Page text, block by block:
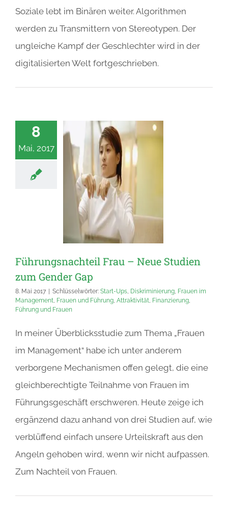
Soziale lebt im Binären weiter. Algorithmen
werden zu Transmittern von Stereotypen. Der
ungleiche Kampf der Geschlechter wird in der
digitalisierten Welt fortgeschrieben.
8
Mai, 2017
Führungsnachteil Frau – Neue Studien
zum Gender Gap
8. Mai 2017 Schlüsselwörter: Start-Ups, Diskriminierung, Frauen im
Management, Frauen und Führung, Attraktivität, Finanzierung,
Führung und Frauen
In meiner Überblicksstudie zum Thema „Frauen
im Management“ habe ich unter anderem
verborgene Mechanismen offen gelegt, die eine
gleichberechtigte Teilnahme von Frauen im
Führungsgeschäft erschweren. Heute zeige ich
ergänzend dazu anhand von drei Studien auf, wie
verblüffend einfach unsere Urteilskraft aus den
Angeln gehoben wird, wenn wir nicht aufpassen.
Zum Nachteil von Frauen.